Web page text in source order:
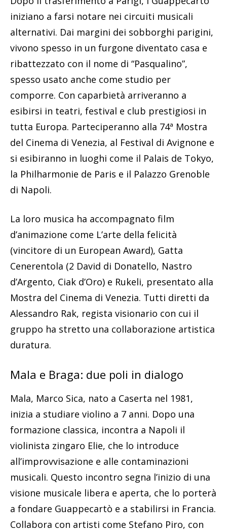
iniziano a farsi notare nei circuiti musicali
alternativi. Dai margini dei sobborghi parigini,
vivono spesso in un furgone diventato casa e
ribattezzato con il nome di “Pasqualino”,
spesso usato anche come studio per
comporre. Con caparbietà arriveranno a
esibirsi in teatri, festival e club prestigiosi in
tutta Europa. Parteciperanno alla 74ª Mostra
del Cinema di Venezia, al Festival di Avignone e
si esibiranno in luoghi come il Palais de Tokyo,
la Philharmonie de Paris e il Palazzo Grenoble
di Napoli.
La loro musica ha accompagnato film
d’animazione come L’arte della felicità
(vincitore di un European Award), Gatta
Cenerentola (2 David di Donatello, Nastro
d’Argento, Ciak d’Oro) e Rukeli, presentato alla
Mostra del Cinema di Venezia. Tutti diretti da
Alessandro Rak, regista visionario con cui il
gruppo ha stretto una collaborazione artistica
duratura.
Mala e Braga: due poli in dialogo
Mala, Marco Sica, nato a Caserta nel 1981,
inizia a studiare violino a 7 anni. Dopo una
formazione classica, incontra a Napoli il
violinista zingaro Elie, che lo introduce
all’improvvisazione e alle contaminazioni
musicali. Questo incontro segna l’inizio di una
visione musicale libera e aperta, che lo porterà
a fondare Guappecartò e a stabilirsi in Francia.
Collabora con artisti come Stefano Piro, con